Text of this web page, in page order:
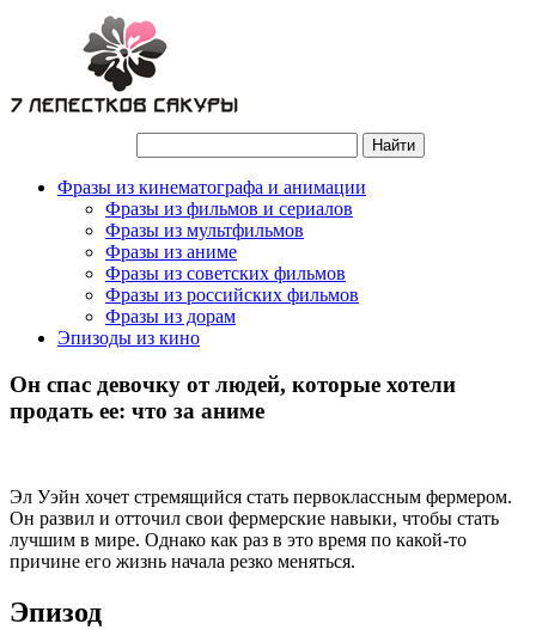
Фразы из кинематографа и анимации
Фразы из фильмов и сериалов
Фразы из мультфильмов
Фразы из аниме
Фразы из советских фильмов
Фразы из российских фильмов
Фразы из дорам
Эпизоды из кино
Он спас девочку от людей, которые хотели
продать ее: что за аниме
Эл Уэйн хочет стремящийся стать первоклассным фермером.
Он развил и отточил свои фермерские навыки, чтобы стать
лучшим в мире. Однако как раз в это время по какой-то
причине его жизнь начала резко меняться.
Эпизод